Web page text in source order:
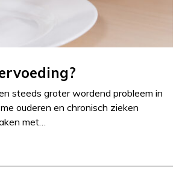
steeds groter wordend probleem in
ouderen en chronisch zieken
met…